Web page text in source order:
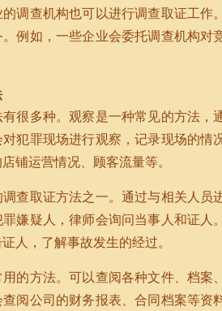
调查机构也可以进行调查取证工
例如，一些企业会委托调查机构
很多种。观察是一种常见的方法
犯罪现场进行观察，记录现场的
铺运营情况、顾客流量等。
查取证方法之一。通过与相关人
嫌疑人，律师会询问当事人和证人
人，了解事故发生的经过。
的方法。可以查阅各种文件、档
阅公司的财务报表、合同档案等